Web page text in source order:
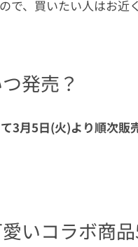
で、買いたい人はお近
発売？
3月5日(火)より順次販
いコラボ商品